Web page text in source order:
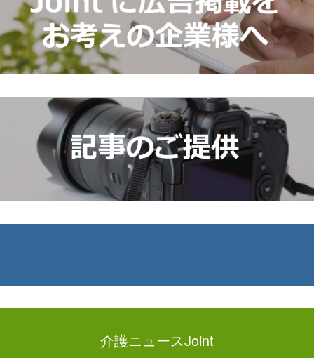
介護ニュースJoint